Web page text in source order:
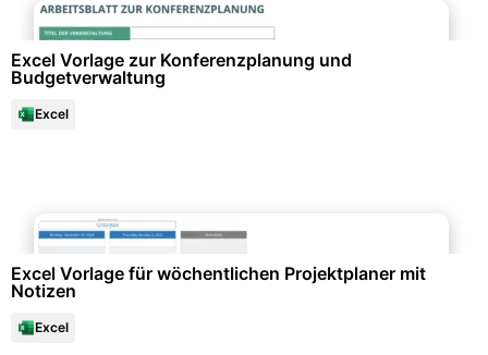
Excel Vorlage zur Konferenzplanung und
Budgetverwaltung
Excel
Excel Vorlage für wöchentlichen Projektplaner mit
Notizen
Excel